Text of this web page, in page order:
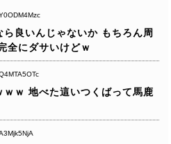
ら良いんじゃないか もちろん周
全にダサいけどｗ
ｗｗ 地べた這いつくばって馬鹿